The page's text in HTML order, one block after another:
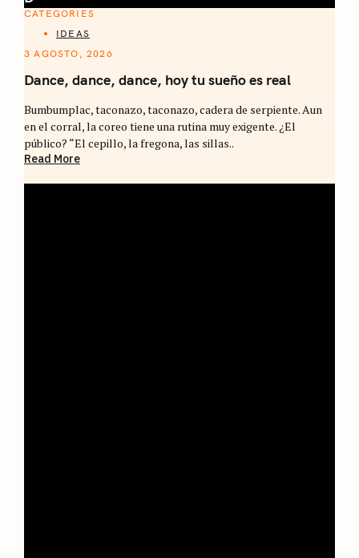
CATEGORIES
IDEAS
3 AGOSTO, 2026
Dance, dance, dance, hoy tu sueño es real
Bumbumplac, taconazo, taconazo, cadera de serpiente. Aun
en el corral, la coreo tiene una rutina muy exigente. ¿El
público? “El cepillo, la fregona, las sillas..
Read More